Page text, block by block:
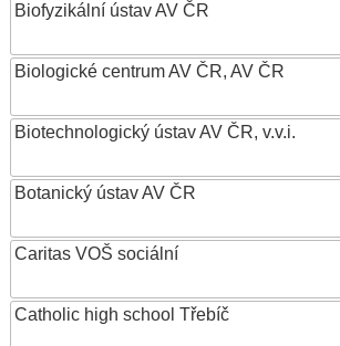
Biofyzikální ústav AV ČR
Biologické centrum AV ČR, AV ČR
Biotechnologický ústav AV ČR, v.v.i.
Botanický ústav AV ČR
Caritas VOŠ sociální
Catholic high school Třebíč